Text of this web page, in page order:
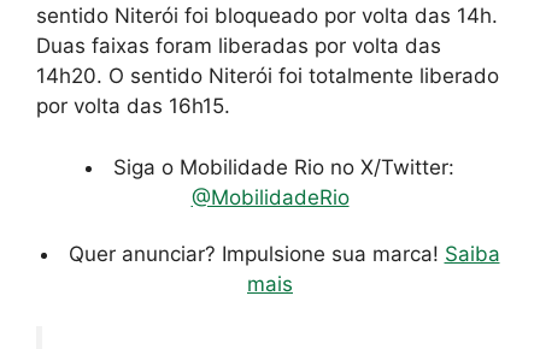
sentido Niterói foi bloqueado por volta das 14h.
Duas faixas foram liberadas por volta das
14h20. O sentido Niterói foi totalmente liberado
por volta das 16h15.
Siga o Mobilidade Rio no X/Twitter:
@MobilidadeRio
Quer anunciar? Impulsione sua marca! Saiba
mais